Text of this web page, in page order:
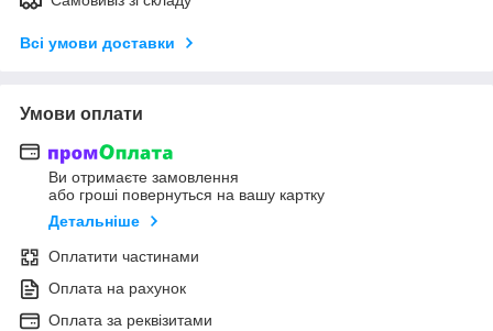
Всі умови доставки
Умови оплати
Ви отримаєте замовлення
або гроші повернуться на вашу картку
Детальніше
Оплатити частинами
Оплата на рахунок
Оплата за реквізитами